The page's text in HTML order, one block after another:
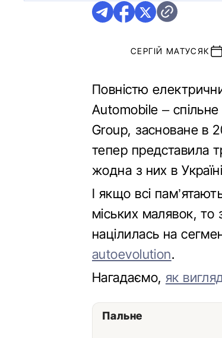
СЕРГІЙ МАТУСЯК
Повністю
Automobile –
Group, засноване в
тепер представила
жодна з них в
І якщо всі
міських малявок,
націлилась на
autoevolution.
Нагадаємо, як
Пальне